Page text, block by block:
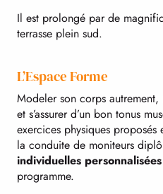
Il est prolongé par de
terrasse plein sud.
L’Espace Forme
Modeler son corps
et s’assurer d’un bon tonus
exercices physiques
la conduite de moniteurs
individuelles personnalisées
programme.